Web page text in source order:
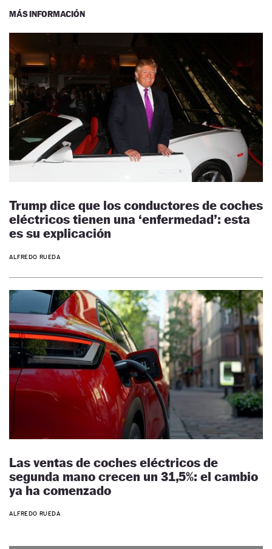
MÁS INFORMACIÓN
Trump dice que los conductores de coches
eléctricos tienen una ‘enfermedad’: esta
es su explicación
ALFREDO RUEDA
Las ventas de coches eléctricos de
segunda mano crecen un 31,5%: el cambio
ya ha comenzado
ALFREDO RUEDA